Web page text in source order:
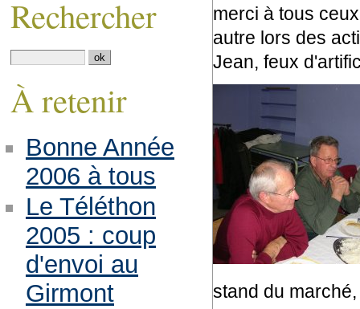
merci à tous
autre lors des
Jean, feux
stand du
Rechercher
À retenir
Bonne Année
2006 à tous
Le Téléthon
2005 : coup
d'envoi au
Girmont